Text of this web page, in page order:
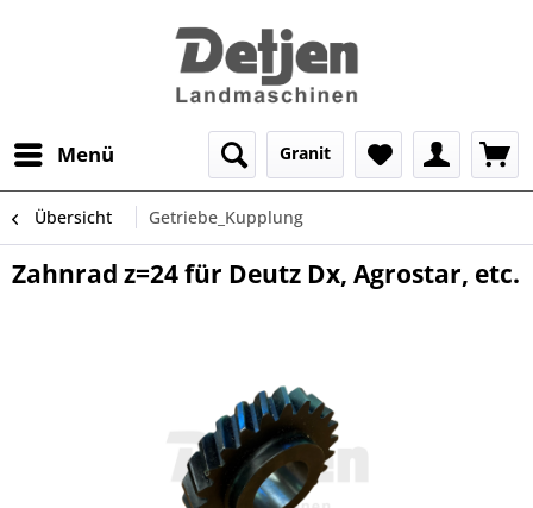
Menü Granit
Übersicht Getriebe_Kupplung
Zahnrad z=24 für Deutz Dx, Agrostar, etc.